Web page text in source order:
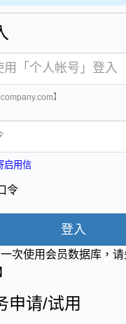
】
启用信
令
登入
次使用会员数据库，请
申请/试用